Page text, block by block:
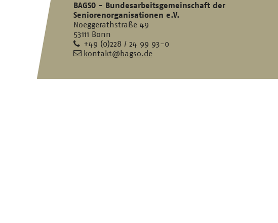
BAGSO - Bundesarbeitsgemeinschaft der
Seniorenorganisationen e.V.
Noeggerathstraße 49
53111 Bonn
Telefon
+49 (0)228 / 24 99 93-0
E- kontakt@bagso.de